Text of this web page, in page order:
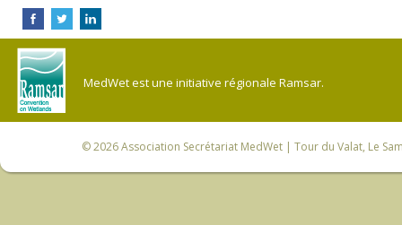
MedWet est une initiative régionale Ramsar.
© 2026Association Secrétariat MedWet | Tour du Valat, Le